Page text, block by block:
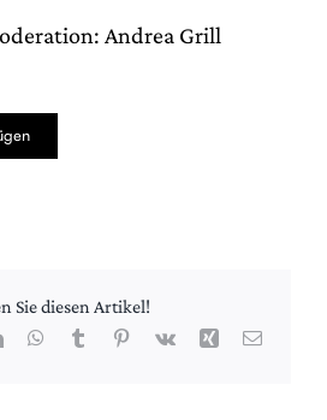
Andrea Grill
Sie diesen Artikel!
LinkedInWhatsApp
TumblrPinterest
Vk Xing E-